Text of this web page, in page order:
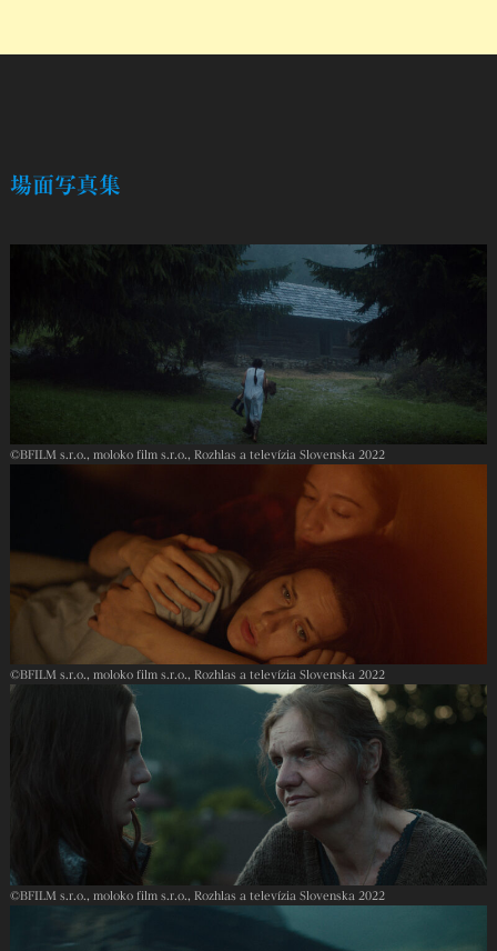
場面写真集
©︎BFILM s.r.o., moloko film s.r.o., Rozhlas a televízia Slovenska 2022
©︎BFILM s.r.o., moloko film s.r.o., Rozhlas a televízia Slovenska 2022
©︎BFILM s.r.o., moloko film s.r.o., Rozhlas a televízia Slovenska 2022